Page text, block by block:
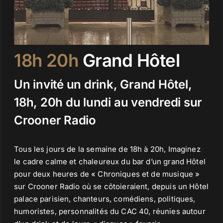
Contact
18h 20h Grand Hôtel
Un invité un drink, Grand Hôtel,
18h, 20h du lundi au vendredi sur
Crooner Radio
Tous les jours de la semaine de 18h à 20h, Imaginez
le cadre calme et chaleureux du bar d’un grand Hôtel
pour deux heures de « Chroniques et de musique »
sur Crooner Radio où se côtoieraient, depuis un Hôtel
palace parisien, chanteurs, comédiens, politiques,
humoristes, personnalités du CAC 40, réunies autour